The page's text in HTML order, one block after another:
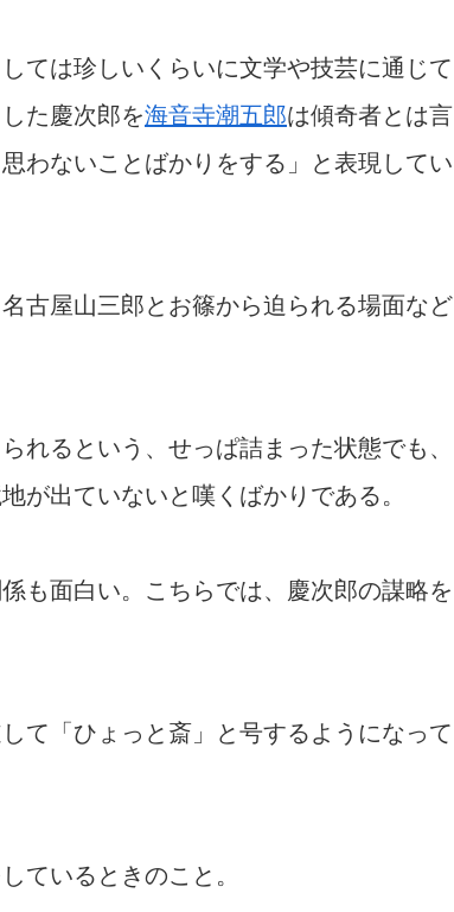
ては珍しいくらいに文学や技芸に通じて
た慶次郎を海音寺潮五郎は傾奇者とは言
わないことばかりをする」と表現してい
古屋山三郎とお篠から迫られる場面など
れるという、せっぱ詰まった状態でも、
が出ていないと嘆くばかりである。
も面白い。こちらでは、慶次郎の謀略を
て「ひょっと斎」と号するようになって
ているときのこと。